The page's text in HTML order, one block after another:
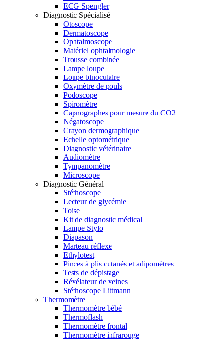
ECG Spengler
Diagnostic Spécialisé
Otoscope
Dermatoscope
Ophtalmoscope
Matériel ophtalmologie
Trousse combinée
Lampe loupe
Loupe binoculaire
Oxymètre de pouls
Podoscope
Spiromètre
Capnographes pour mesure du CO2
Négatoscope
Crayon dermographique
Echelle optométrique
Diagnostic vétérinaire
Audiomètre
Tympanomètre
Microscope
Diagnostic Général
Stéthoscope
Lecteur de glycémie
Toise
Kit de diagnostic médical
Lampe Stylo
Diapason
Marteau réflexe
Ethylotest
Pinces à plis cutanés et adipomètres
Tests de dépistage
Révélateur de veines
Stéthoscope Littmann
Thermomètre
Thermomètre bébé
Thermoflash
Thermomètre frontal
Thermomètre infrarouge